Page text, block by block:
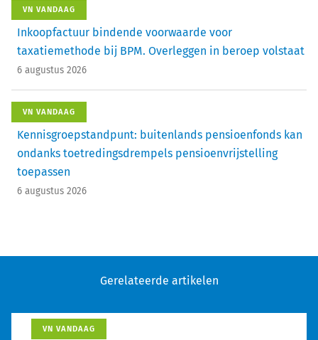
VN VANDAAG
Inkoopfactuur bindende voorwaarde voor
taxatiemethode bij BPM. Overleggen in beroep volstaat
6 augustus 2026
VN VANDAAG
Kennisgroepstandpunt: buitenlands pensioenfonds kan
ondanks toetredingsdrempels pensioenvrijstelling
toepassen
6 augustus 2026
Gerelateerde artikelen
VN VANDAAG